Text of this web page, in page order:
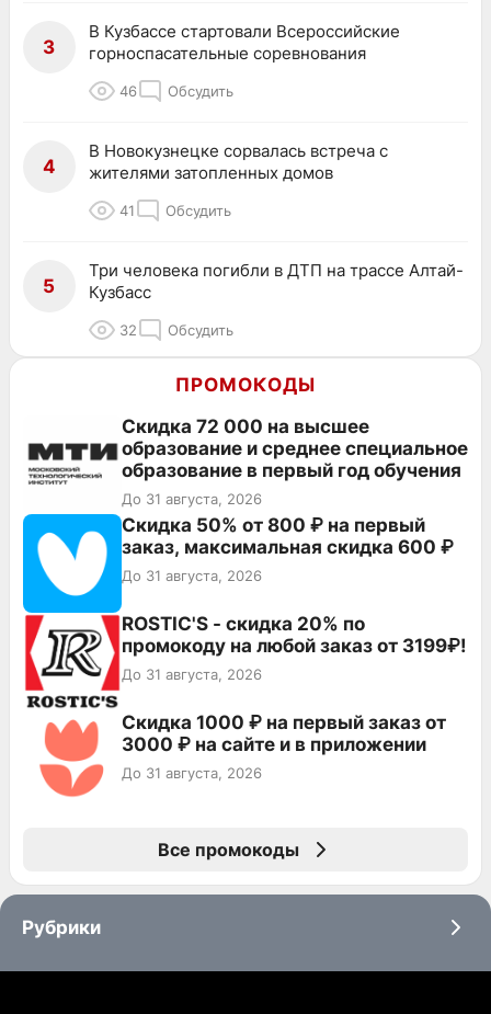
3
В Кузбассе стартовали Всероссийские
горноспасательные соревнования
46 Обсудить
4
В Новокузнецке сорвалась встреча с
жителями затопленных домов
41 Обсудить
5
Три человека погибли в ДТП на трассе Алтай-
Кузбасс
32 Обсудить
ПРОМОКОДЫ
Скидка 72 000 на высшее
образование и среднее специальное
образование в первый год обучения
До 31 августа, 2026
Скидка 50% от 800 ₽ на первый
заказ, максимальная скидка 600 ₽
До 31 августа, 2026
ROSTIC'S - скидка 20% по
промокоду на любой заказ от 3199₽!
До 31 августа, 2026
Скидка 1000 ₽ на первый заказ от
3000 ₽ на сайте и в приложении
До 31 августа, 2026
Все промокоды
Рубрики